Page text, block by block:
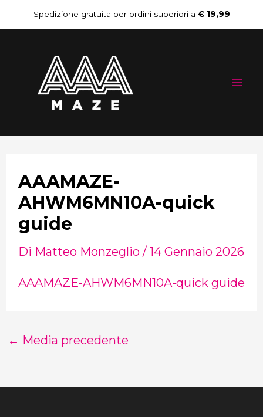
al
contenuto
Spedizione gratuita per ordini superiori a € 19,99
AAAMAZE-
AHWM6MN10A-quick
guide
Di Matteo Monzeglio / 14 Gennaio 2026
AAAMAZE-AHWM6MN10A-quick guide
Navigazione
articoli
← Media precedente